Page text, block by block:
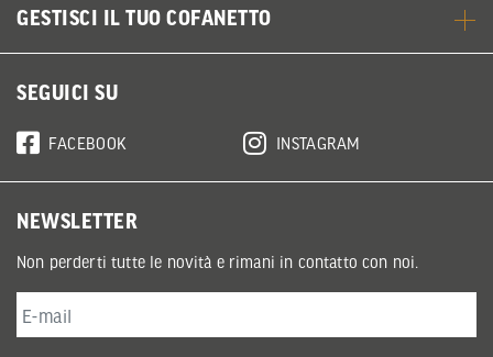
GESTISCI IL TUO COFANETTO
SEGUICI SU
FACEBOOK INSTAGRAM
NEWSLETTER
Non perderti tutte le novità e rimani in contatto con noi.